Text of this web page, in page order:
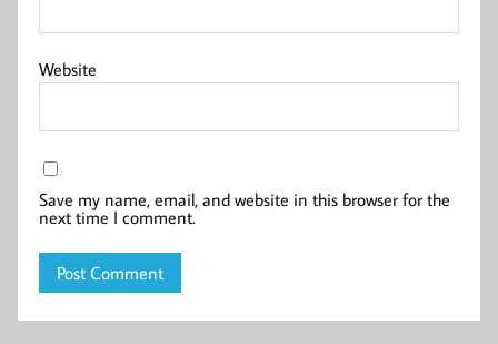
Website
Save my name, email, and website in this browser for the
next time I comment.